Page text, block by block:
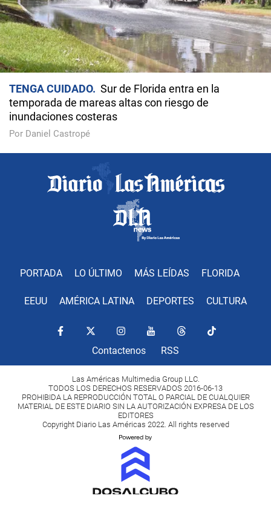
TENGA CUIDADO
Sur de Florida entra en la
temporada de mareas altas con riesgo de
inundaciones costeras
Por Daniel Castropé
PORTADA LO ÚLTIMO MÁS LEÍDAS FLORIDA
EEUU AMÉRICA LATINA DEPORTES CULTURA
Contactenos RSS
Las Américas Multimedia Group LLC.
TODOS LOS DERECHOS RESERVADOS 2016-06-13
PROHIBIDA LA REPRODUCCIÓN TOTAL O PARCIAL DE CUALQUIER
MATERIAL DE ESTE DIARIO SIN LA AUTORIZACIÓN EXPRESA DE LOS
EDITORES
Copyright Diario Las Américas 2022. All rights reserved